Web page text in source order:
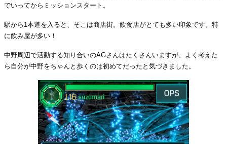
でいってからミッションスタート。
駅から1本道を入ると、そこは商店街。飲食店がとても多い印象です。特
に飲み屋が多い！
中野周辺で活動する知り合いのAGさんはたくさんいますが、よく考えた
ら自分が中野をちゃんと歩くのは初めてだったと気づきました。